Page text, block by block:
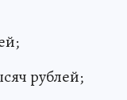
рублей;